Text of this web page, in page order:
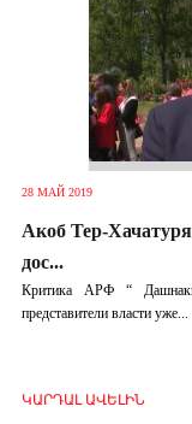
28 МАЙ 2019
Акоб Тер-
дос...
Критика АРФ “
представители власти уже...
ԿԱՐԴԱԼ ԱՎԵԼԻՆ